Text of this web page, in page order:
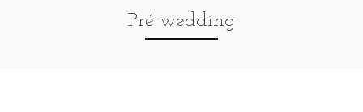
Pré wedding